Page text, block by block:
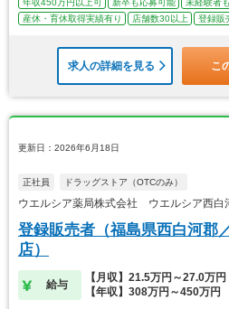
年収450万円以上可 新卒も応募可能 未経験者
産休・育休取得実績有り
店舗数30以上 登録販
求人の詳細を見る こ
更新日：2026年6月18日
正社員 ドラッグストア（OTCのみ）
ウエルシア薬局株式会社 ウエルシア西白
登録販売者（福島県西白河郡
店）
給与
【月収】21.5万円～27.0万円
【年収】308万円～450万円